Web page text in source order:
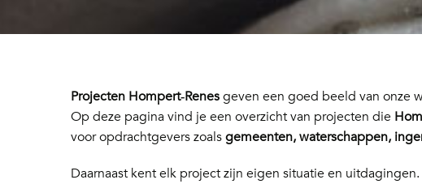
Projecten Hompert‑Renesgeven een goed beeld van onze
Op deze pagina vind je een overzicht van projecten die
voor opdrachtgevers zoalsgemeenten, waterschappen,
Daarnaast kent elk project zijn eigen situatie en